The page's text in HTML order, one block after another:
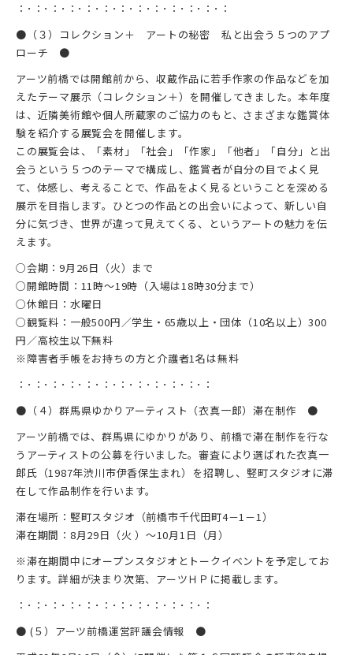
：･：･：･：･：･：･：･：･：･：･：･：･：
●（３）コレクション＋ アートの秘密 私と出会う５つのアプ
ローチ ●
アーツ前橋では開館前から、収蔵作品に若手作家の作品などを加
えたテーマ展示（コレクション＋）を開催してきました。本年度
は、近隣美術館や個人所蔵家のご協力のもと、さまざまな鑑賞体
験を紹介する展覧会を開催します。
この展覧会は、「素材」「社会」「作家」「他者」「自分」と出
会うという５つのテーマで構成し、鑑賞者が自分の目でよく見
て、体感し、考えることで、作品をよく見るということを深める
展示を目指します。ひとつの作品との出会いによって、新しい自
分に気づき、世界が違って見えてくる、というアートの魅力を伝
えます。
○会期：9月26日（火）まで
○開館時間：11時～19時（入場は18時30分まで）
○休館日：水曜日
○観覧料：一般500円／学生・65歳以上・団体（10名以上）300
円／高校生以下無料
※障害者手帳をお持ちの方と介護者1名は無料
：･：･：･：･：･：･：･：･：･：･：･：
●（４）群馬県ゆかりアーティスト（衣真一郎）滞在制作 ●
アーツ前橋では、群馬県にゆかりがあり、前橋で滞在制作を行な
うアーティストの公募を行いました。審査により選ばれた衣真一
郎氏（1987年渋川市伊香保生まれ）を招聘し、竪町スタジオに滞
在して作品制作を行います。
滞在場所：竪町スタジオ（前橋市千代田町4－1－1）
滞在期間：8月29日（火 ）～10月1日（月）
※滞在期間中にオープンスタジオとトークイベントを予定してお
ります。詳細が決まり次第、アーツＨＰに掲載します。
：･：･：･：･：･：･：･：･：･：･：･：
● (５）アーツ前橋運営評議会情報 ●